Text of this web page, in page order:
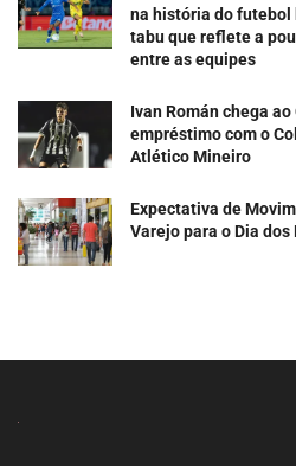
na história do
tabu que reflete a
entre as equipes
Ivan Román chega
empréstimo com o
Atlético Mineiro
Expectativa de
Varejo para o Dia dos